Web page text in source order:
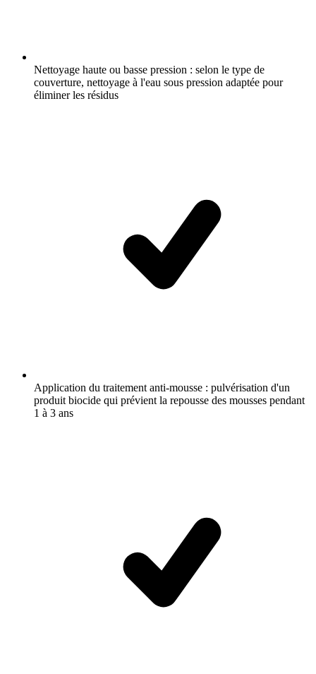
Nettoyage haute ou basse pression : selon le type de
couverture, nettoyage à l'eau sous pression adaptée pour
éliminer les résidus
Application du traitement anti-mousse : pulvérisation d'un
produit biocide qui prévient la repousse des mousses pendant
1 à 3 ans